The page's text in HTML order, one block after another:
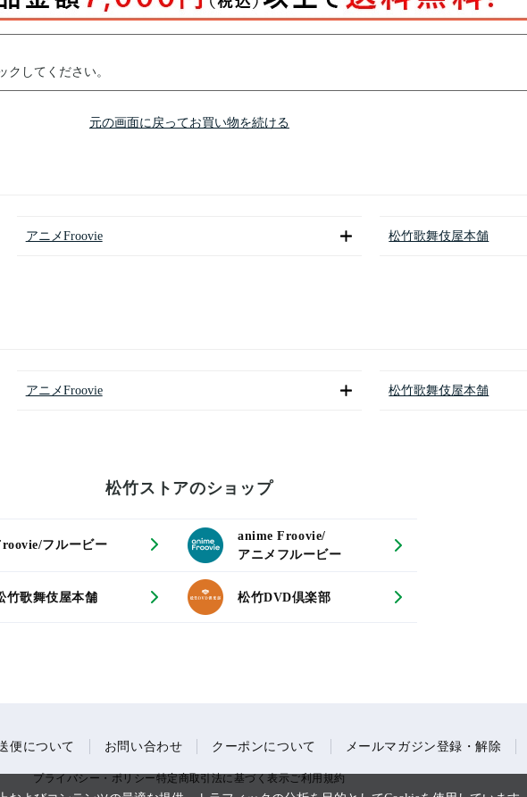
してください。
元の画面に戻ってお買い物を続ける
アニメFroovie 松竹歌舞伎屋本舗
アニメFroovie 松竹歌舞伎屋本舗
松竹ストアのショップ
フルービー
anime Froovie/
アニメフルービー
竹歌舞伎屋本舗 松竹DVD倶楽部
便について お問い合わせ クーポンについて メールマガジン登録・解除
プライバシー・ポリシー特定商取引法に基づく表示ご利用規約